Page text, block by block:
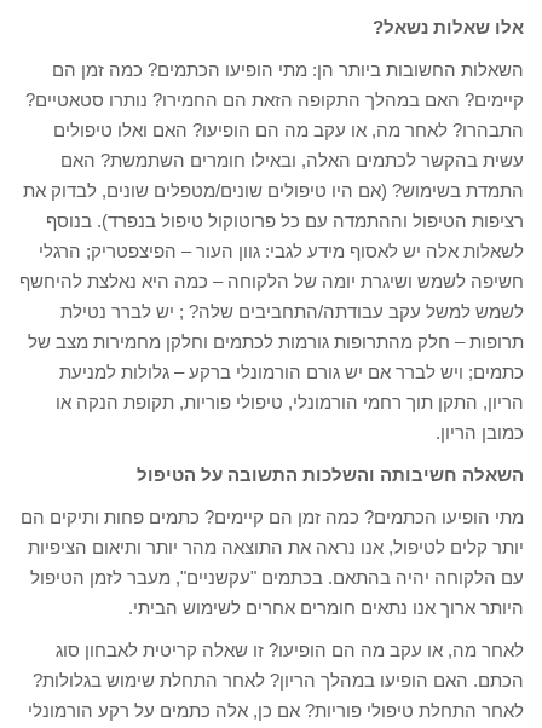
אלו שאלות נשאל?
השאלות החשובות ביותר הן: מתי הופיעו הכתמים? כמה זמן הם
קיימים? האם במהלך התקופה הזאת הם החמירו? נותרו סטאטיים?
התבהרו? לאחר מה, או עקב מה הם הופיעו? האם ואלו טיפולים
עשית בהקשר לכתמים האלה, ובאילו חומרים השתמשת? האם
התמדת בשימוש? (אם היו טיפולים שונים/מטפלים שונים, לבדוק את
רציפות הטיפול וההתמדה עם כל פרוטוקול טיפול בנפרד). בנוסף
לשאלות אלה יש לאסוף מידע לגבי: גוון העור – הפיצפטריק; הרגלי
חשיפה לשמש ושיגרת יומה של הלקוחה – כמה היא נאלצת להיחשף
לשמש למשל עקב עבודתה/התחביבים שלה? ; יש לברר נטילת
תרופות – חלק מהתרופות גורמות לכתמים וחלקן מחמירות מצב של
כתמים; ויש לברר אם יש גורם הורמונלי ברקע – גלולות למניעת
הריון, התקן תוך רחמי הורמונלי, טיפולי פוריות, תקופת הנקה או
כמובן הריון.
השאלה חשיבותה והשלכות התשובה על הטיפול
מתי הופיעו הכתמים? כמה זמן הם קיימים? כתמים פחות ותיקים הם
יותר קלים לטיפול, אנו נראה את התוצאה מהר יותר ותיאום הציפיות
עם הלקוחה יהיה בהתאם. בכתמים "עקשניים", מעבר לזמן הטיפול
היותר ארוך אנו נתאים חומרים אחרים לשימוש הביתי.
לאחר מה, או עקב מה הם הופיעו? זו שאלה קריטית לאבחון סוג
הכתם. האם הופיעו במהלך הריון? לאחר התחלת שימוש בגלולות?
לאחר התחלת טיפולי פוריות? אם כן, אלה כתמים על רקע הורמונלי